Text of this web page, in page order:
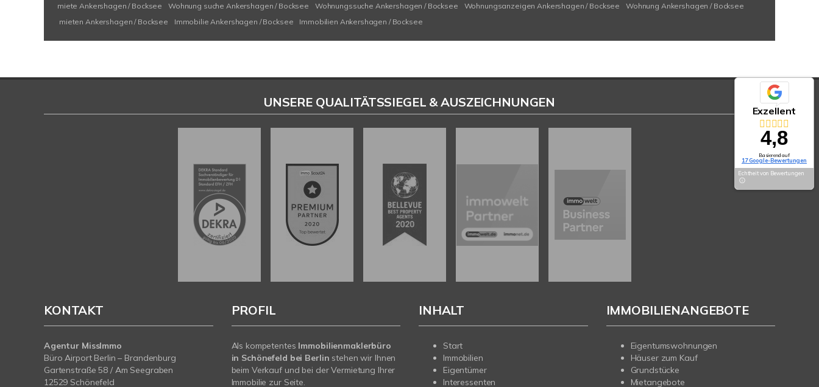
miete Ankershagen / Bocksee
Wohnung suche Ankershagen / Bocksee Wohnungssuche Ankershagen / Bocksee Wohnungsanzeigen Ankershagen / Bocksee
Wohnung Ankershagen / Bocksee
mieten Ankershagen / Bocksee
Immobilie Ankershagen / Bocksee Immobilien Ankershagen / Bocksee
Exzellent
4,8
Basierend auf
17 Google-Bewertungen
Echtheit von Bewertungen
UNSERE QUALITÄTSSIEGEL & AUSZEICHNUNGEN
KONTAKT
Agentur MissImmo
Büro Airport Berlin – Brandenburg
Gartenstraße 58 / Am Seegraben
12529 Schönefeld
PROFIL
Als kompetentes Immobilienmaklerbüro
in Schönefeld bei Berlin stehen wir Ihnen
beim Verkauf und bei der Vermietung Ihrer
Immobilie zur Seite.
INHALT
Start
Immobilien
Eigentümer
Interessenten
IMMOBILIENANGEBOTE
Eigentumswohnungen
Häuser zum Kauf
Grundstücke
Mietangebote